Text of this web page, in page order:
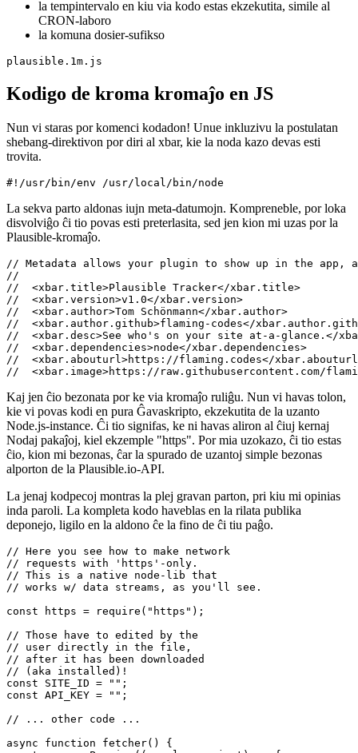
La nomo de la dosiero konsistas el tri partoj, ĉiuj apartigitaj per
punkto.
la tempintervalo en kiu via kodo estas ekzekutita, simile al
la komuna dosier-sufikso
Kodigo de kroma kromaĵo en JS
Nun vi staras por komenci kodadon! Unue inkluzivu la postulatan
trovita.
La sekva parto aldonas iujn meta-datumojn. Kompreneble, por loka
disvolviĝo ĉi tio povas esti preterlasita, sed jen kion mi uzas por la
Plausible-kromaĵo.
// Metadata allows your plugin to show up in the app,
//
//  <xbar.title>Plausible Tracker</xbar.title>
//  <xbar.version>v1.0</xbar.version>
//  <xbar.author>Tom Schönmann</xbar.author>
//  <xbar.author.github>flaming-codes</
//  <xbar.desc>See who's on your site at-a-glance.</
//  <xbar.dependencies>node</xbar.dependencies>
//  <xbar.abouturl>https://flaming.codes</
Kaj jen ĉio bezonata por ke via kromaĵo ruliĝu. Nun vi havas tolon,
kie vi povas kodi en pura Ĝavaskripto, ekzekutita de la uzanto
Nodaj pakaĵoj, kiel ekzemple "https". Por mia uzokazo, ĉi tio estas
ĉio, kion mi bezonas, ĉar la spurado de uzantoj simple bezonas
alporton de la Plausible.io-API.
La jenaj kodpecoj montras la plej gravan parton, pri kiu mi opinias
inda paroli. La kompleta kodo haveblas en la rilata publika
deponejo, ligilo en la aldono ĉe la fino de ĉi tiu paĝo.
// Here you see how to make network
// requests with 'https'-only.
// This is a native node-lib that
// works w/ data streams, as you'll see.
const https = require("https");
// Those have to edited by the
// user directly in the file,
// after it has been downloaded
const SITE_ID = "";